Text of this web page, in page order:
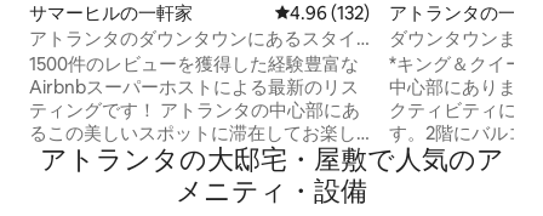
サマーヒルの一軒家 レビュー132件、5つ星中4.96つ
4.96 (132)
アトランタのダウンタウンにあるスタイ
リッシュでモダンな家
1500件のレビューを獲得した経験豊富な
Airbnbスーパーホストによる最新のリス
ティングです！ アトランタの中心部にあ
るこの美しいスポットに滞在してお楽し
みください。 ベッド4台、バスルーム3.5
室を備えたこの宿泊施設には、滞在を楽
しむために必要なものがすべて揃ってい
アトランタの一軒
ダウンタウンま
寝室/3バスルーム
*キング＆クイー
中心部にあります。 ダウンタウンで
クティビティに最
す。2階にバルコ
先のポーチは、グ
す。無料の専用
アトランタの大邸宅・屋敷で人気のア
メニティ・設備